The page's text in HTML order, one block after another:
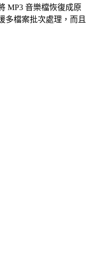
MP3 音樂檔恢復成原
多檔案批次處理，而且